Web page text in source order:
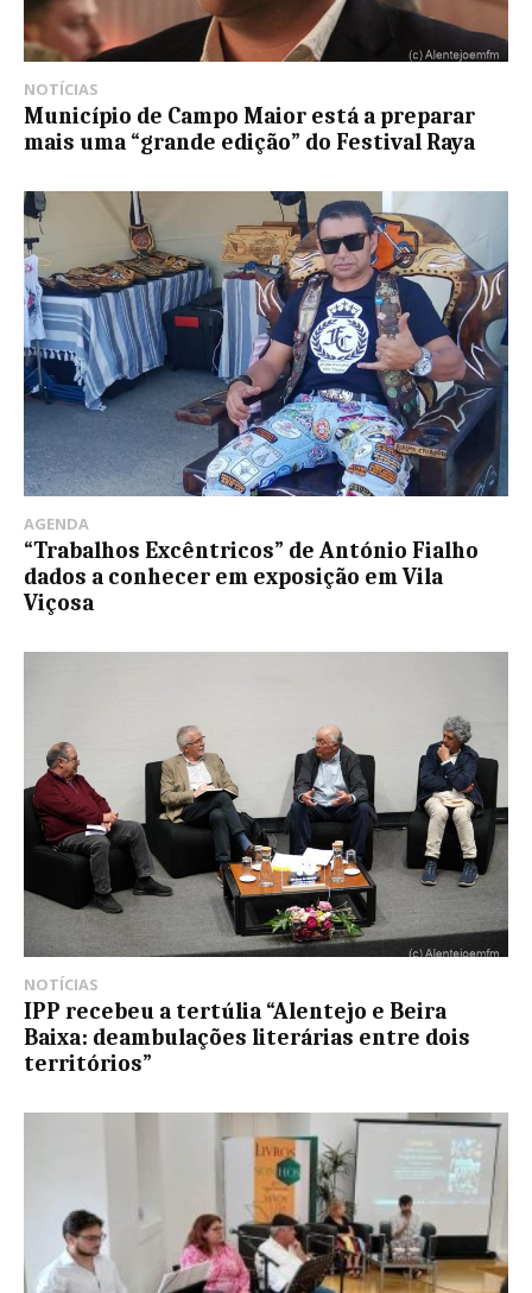
NOTÍCIAS
Município de Campo Maior está a preparar
mais uma “grande edição” do Festival Raya
AGENDA
“Trabalhos Excêntricos” de António Fialho
dados a conhecer em exposição em Vila
Viçosa
NOTÍCIAS
IPP recebeu a tertúlia “Alentejo e Beira
Baixa: deambulações literárias entre dois
territórios”